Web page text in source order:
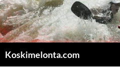
Koskimelonta.com